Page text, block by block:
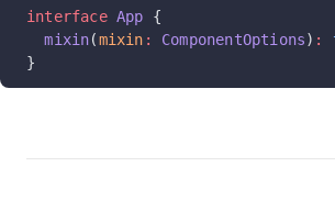
interface App {
  mixin
(mixin : ComponentOptions) :
}